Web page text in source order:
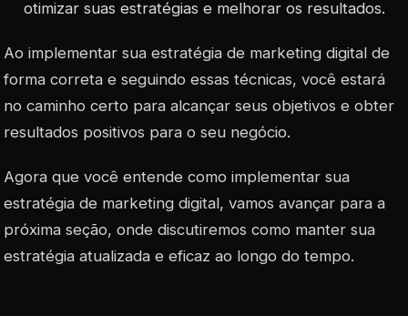
otimizar suas estratégias e melhorar os resultados.
Ao implementar sua estratégia de marketing digital de
forma correta e seguindo essas técnicas, você estará
no caminho certo para alcançar seus objetivos e obter
resultados positivos para o seu negócio.
Agora que você entende como implementar sua
estratégia de marketing digital, vamos avançar para a
próxima seção, onde discutiremos como manter sua
estratégia atualizada e eficaz ao longo do tempo.